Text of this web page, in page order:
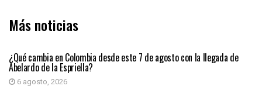
Más noticias
¿Qué cambia en Colombia desde este 7 de agosto con la llegada de
Abelardo de la Espriella?
6 agosto, 2026
PRIMER PLANO